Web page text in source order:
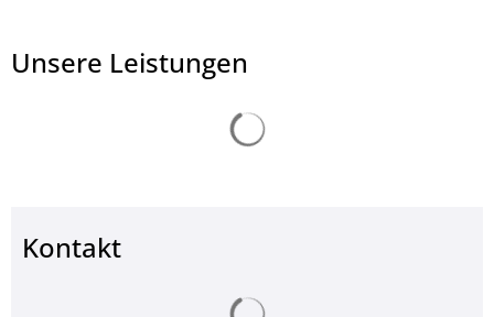
Unsere Leistungen
Kontakt